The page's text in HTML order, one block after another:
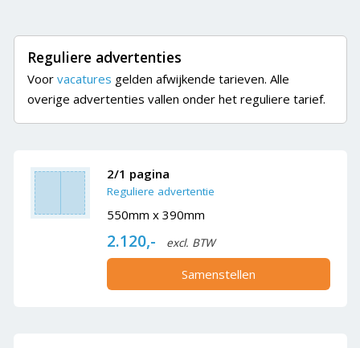
Reguliere advertenties
Voor vacatures gelden afwijkende tarieven. Alle
overige advertenties vallen onder het reguliere tarief.
2/1 pagina
Reguliere advertentie
550mm x 390mm
2.120,- excl. BTW
Samenstellen